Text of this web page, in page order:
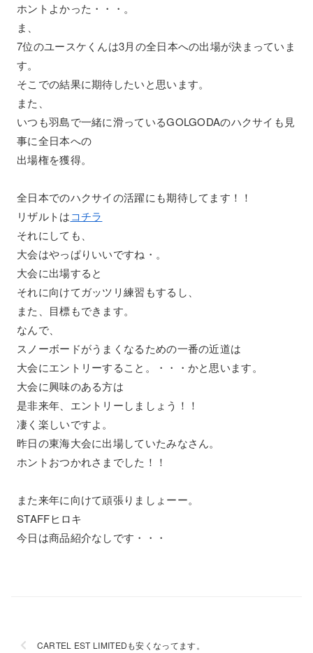
ホントよかった・・・。
ま、
7位のユースケくんは3月の全日本への出場が決まっていま
す。
そこでの結果に期待したいと思います。
また、
いつも羽島で一緒に滑っているGOLGODAのハクサイも見
事に全日本への
出場権を獲得。
全日本でのハクサイの活躍にも期待してます！！
リザルトはコチラ
それにしても、
大会はやっぱりいいですね・。
大会に出場すると
それに向けてガッツリ練習もするし、
また、目標もできます。
なんで、
スノーボードがうまくなるための一番の近道は
大会にエントリーすること。・・・かと思います。
大会に興味のある方は
是非来年、エントリーしましょう！！
凄く楽しいですよ。
昨日の東海大会に出場していたみなさん。
ホントおつかれさまでした！！
また来年に向けて頑張りましょーー。
STAFFヒロキ
今日は商品紹介なしです・・・
CARTEL EST LIMITEDも安くなってます。